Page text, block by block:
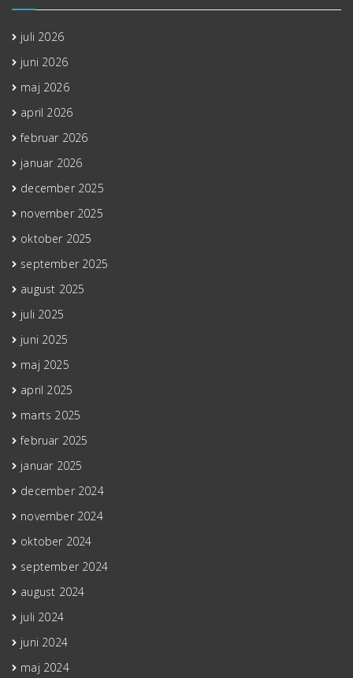
juli 2026
juni 2026
maj 2026
april 2026
februar 2026
januar 2026
december 2025
november 2025
oktober 2025
september 2025
august 2025
juli 2025
juni 2025
maj 2025
april 2025
marts 2025
februar 2025
januar 2025
december 2024
november 2024
oktober 2024
september 2024
august 2024
juli 2024
juni 2024
maj 2024